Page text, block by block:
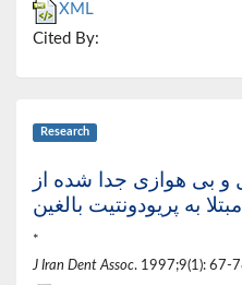
XML
Cited By:
Research
و بی هوازی جدا شده از
به پریودونتیت بالغین
*
J Iran Dent Assoc. 1997;9(1): 67-